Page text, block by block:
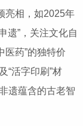
亮相，如2025年
遗”，关注文化自
医药”的独特价
“活字印刷”材
遗蕴含的古老智